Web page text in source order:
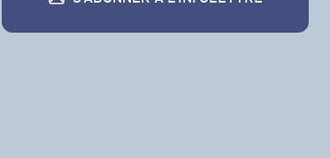
S’abonner à l’infolettre